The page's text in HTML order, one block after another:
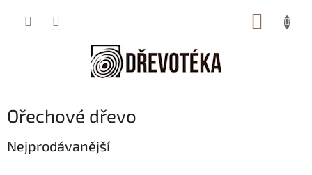
Ořechové dřevo
Nejprodávanější